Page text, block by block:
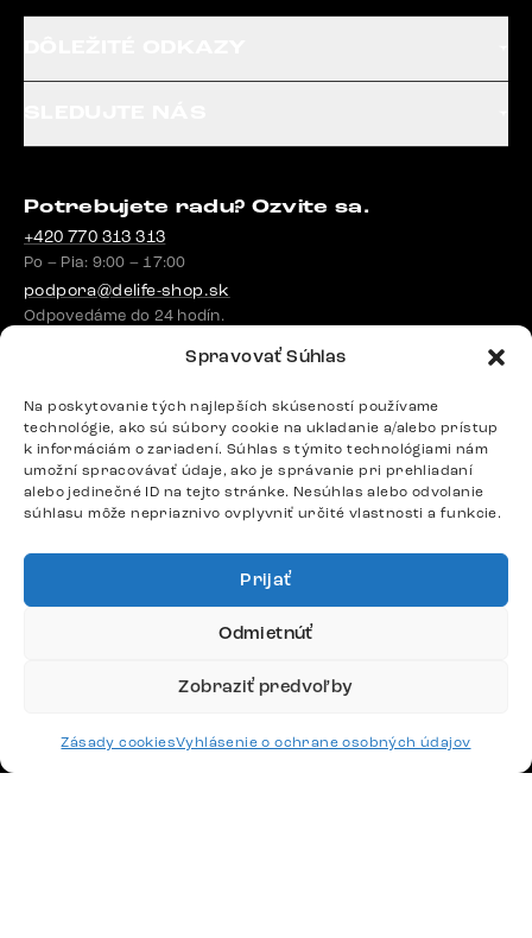
Spravovať Súhlas
Na poskytovanie tých najlepších skúseností používame
technológie, ako sú súbory cookie na ukladanie a/alebo prístup
k informáciám o zariadení. Súhlas s týmito technológiami nám
umožní spracovávať údaje, ako je správanie pri prehliadaní
alebo jedinečné ID na tejto stránke. Nesúhlas alebo odvolanie
súhlasu môže nepriaznivo ovplyvniť určité vlastnosti a funkcie.
Prijať
Odmietnúť
Zobraziť predvoľby
Zásady cookiesVyhlásenie o ochrane osobných údajov
Potrebujete radu? Ozvite sa.
+420 770 313 313
Po – Pia: 9:00 – 17:00
podpora@delife-shop.sk
Odpovedáme do 24 hodín.
Google recenzie
4,8
Česko Maďarsko Nemecko